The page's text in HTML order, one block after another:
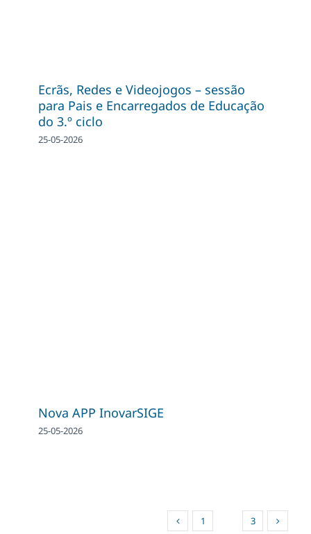
Ecrãs, Redes e Videojogos – sessão
para Pais e Encarregados de Educação
do 3.º ciclo
25-05-2026
Nova APP InovarSIGE
25-05-2026
1 3